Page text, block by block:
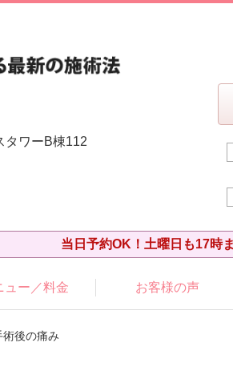
タワーB棟112
当日予約OK！土曜日も17時
ュー／料金 お客様の声
後の痛み